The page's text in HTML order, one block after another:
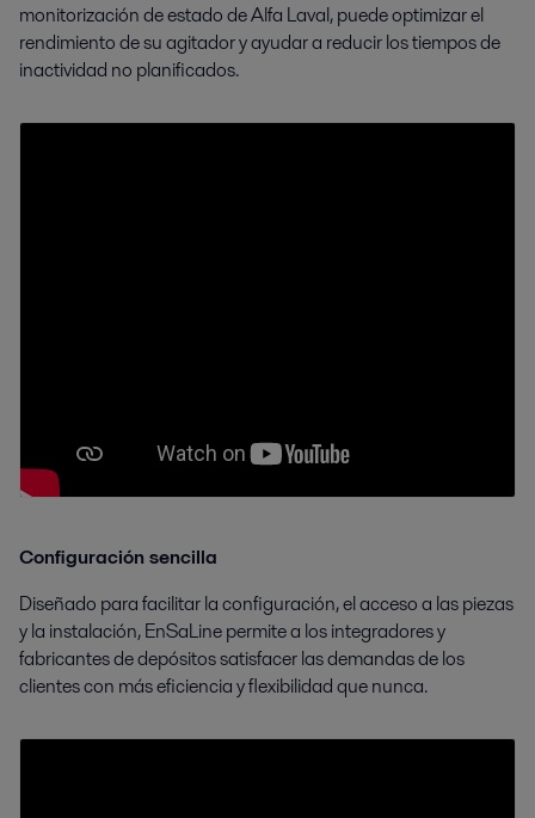
monitorización de estado de Alfa Laval, puede optimizar el
rendimiento de su agitador y ayudar a reducir los tiempos de
inactividad no planificados.
Configuración sencilla
Diseñado para facilitar la configuración, el acceso a las piezas
y la instalación, EnSaLine permite a los integradores y
fabricantes de depósitos satisfacer las demandas de los
clientes con más eficiencia y flexibilidad que nunca.